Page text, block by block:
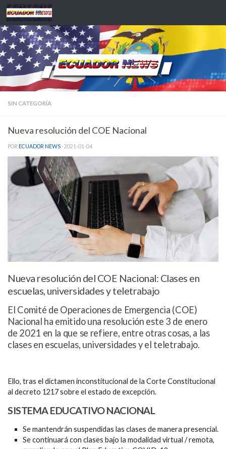
Saltar al contenido
SIN CATEGORÍA
Nueva resolución del COE Nacional
POR ECUADOR NEWS · 2021-01-04
Nueva resolución del COE Nacional: Clases en
escuelas, universidades y teletrabajo
El Comité de Operaciones de Emergencia (COE)
Nacional ha emitido una resolución este 3 de enero
de 2021 en la que se refiere, entre otras cosas, a las
clases en escuelas, universidades y el teletrabajo.
Ello, tras el dictamen inconstitucional de la Corte Constitucional
al decreto 1217 sobre el estado de excepción.
SISTEMA EDUCATIVO NACIONAL
Se mantendrán suspendidas las clases de manera presencial.
Se continuará con clases bajo la modalidad virtual / remota,